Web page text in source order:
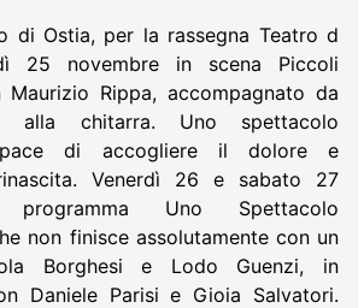
di Ostia, per la rassegna Teatro d
25 novembre in scena Piccoli
Rippa, accompagnato da
alla chitarra. Uno spettacolo
di accogliere il dolore e
Venerdì 26 e sabato 27
Uno Spettacolo
non finisce assolutamente con un
Borghesi e Lodo Guenzi, in
Daniele Parisi e Gioia Salvatori.